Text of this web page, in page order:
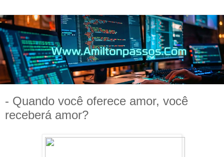
- Quando você oferece amor, você
receberá amor?